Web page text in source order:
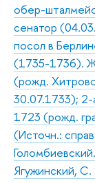
обер-
сенатор
посол в
(1735-1736).
(рожд.
30.07.1733); 2-
1723 (рожд.
(Источн.:
Ягужинский,